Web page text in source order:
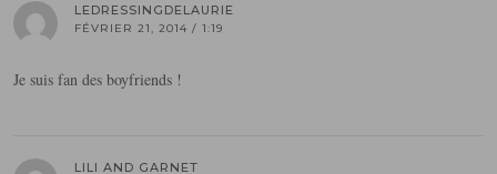
LEDRESSINGDELAURIE
FÉVRIER 21, 2014 / 1:19
Je suis fan des boyfriends !
LILI AND GARNET